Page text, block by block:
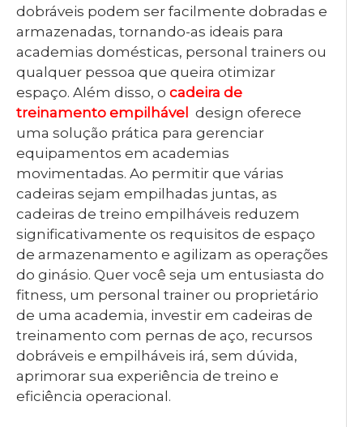
dobráveis ​​podem ser facilmente dobradas e
armazenadas, tornando-as ideais para
academias domésticas, personal trainers ou
qualquer pessoa que queira otimizar
espaço. Além disso, o cadeira de
treinamento empilhável
design oferece
uma solução prática para gerenciar
equipamentos em academias
movimentadas. Ao permitir que várias
cadeiras sejam empilhadas juntas, as
cadeiras de treino empilháveis ​​reduzem
significativamente os requisitos de espaço
de armazenamento e agilizam as operações
do ginásio. Quer você seja um entusiasta do
fitness, um personal trainer ou proprietário
de uma academia, investir em cadeiras de
treinamento com pernas de aço, recursos
dobráveis ​​e empilháveis ​​irá, sem dúvida,
aprimorar sua experiência de treino e
eficiência operacional.